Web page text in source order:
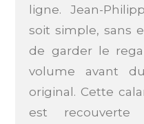
ligne. Jean-
soit simple, sans
de garder le
volume avant
original. Cette
est recouverte